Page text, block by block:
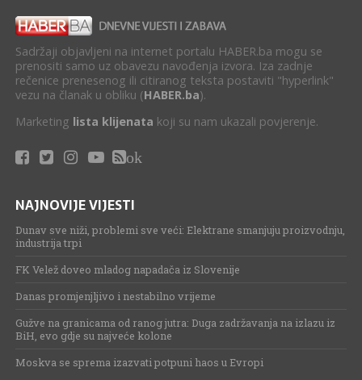
Sadržaji objavljeni na internet portalu HABER.ba mogu se
prenositi samo uz obavezu navođenja izvora. Iza zadnje
rečenice prenesenog ili citiranog teksta postaviti "hyperlink"
vezu na članak u obliku (HABER.ba).
Marketing lista klijenata koji su nam ukazali povjerenje.
ok
NAJNOVIJE VIJESTI
Dunav sve niži, problemi sve veći: Elektrane smanjuju proizvodnju,
industrija trpi
FK Velež doveo mladog napadača iz Slovenije
Danas promjenjljivo i nestabilno vrijeme
Gužve na granicama od ranog jutra: Duga zadržavanja na izlazu iz
BiH, evo gdje su najveće kolone
Moskva se sprema izazvati potpuni haos u Evropi